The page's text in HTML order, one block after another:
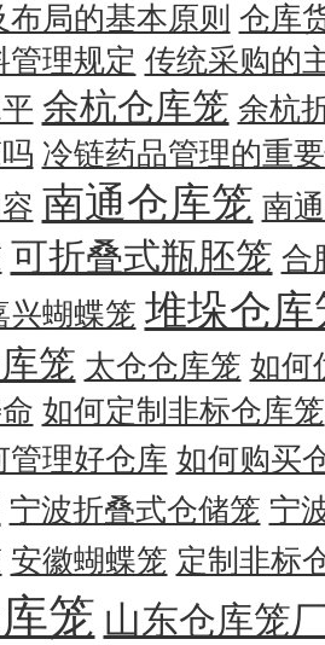
局的基本原则 仓库
管理规定 传统采购的
余杭仓库笼 余杭
冷链药品管理的重
南通仓库笼 南
可折叠式瓶胚笼 合
兴蝴蝶笼 堆垛仓库
笼 太仓仓库笼 如何
如何定制非标仓库笼
管理好仓库 如何购买
宁波折叠式仓储笼 宁
安徽蝴蝶笼 定制非标
笼 山东仓库笼